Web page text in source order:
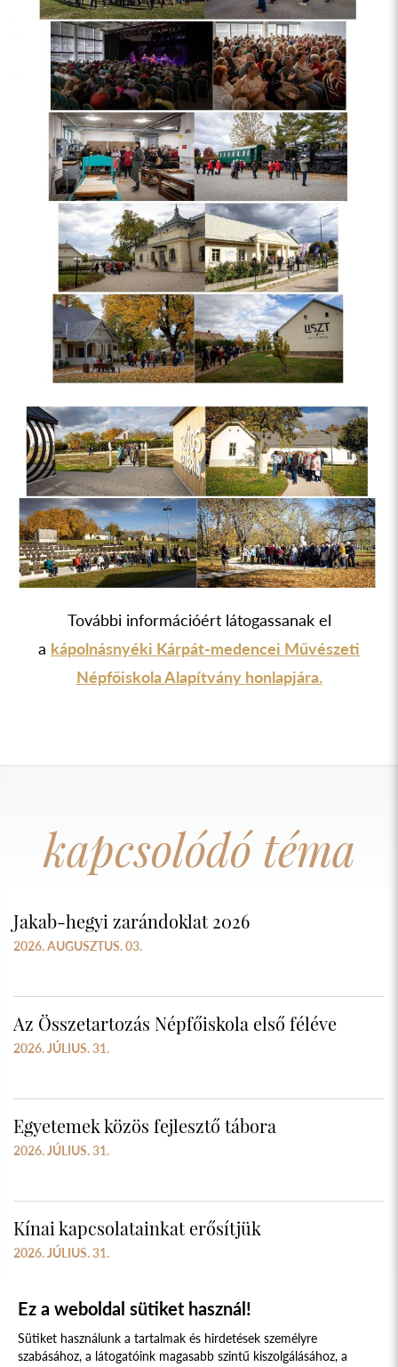
További információért látogassanak el
a kápolnásnyéki Kárpát-medencei Művészeti
Népfőiskola Alapítvány honlapjára.
kapcsolódó téma
Jakab-hegyi zarándoklat 2026
2026. AUGUSZTUS. 03.
Az Összetartozás Népfőiskola első féléve
2026. JÚLIUS. 31.
Egyetemek közös fejlesztő tábora
2026. JÚLIUS. 31.
Kínai kapcsolatainkat erősítjük
2026. JÚLIUS. 31.
Ez a weboldal sütiket használ!
Sütiket használunk a tartalmak és hirdetések személyre
szabásához, a látogatóink magasabb szintű kiszolgálásához, a